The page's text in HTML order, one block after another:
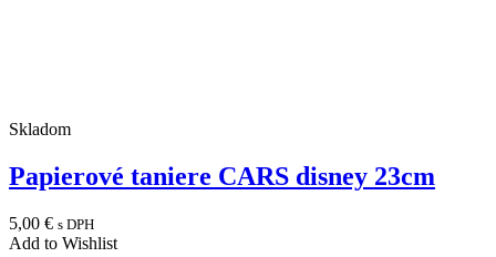
Skladom
Papierové taniere CARS disney 23cm
5,00 € s DPH
Add to Wishlist